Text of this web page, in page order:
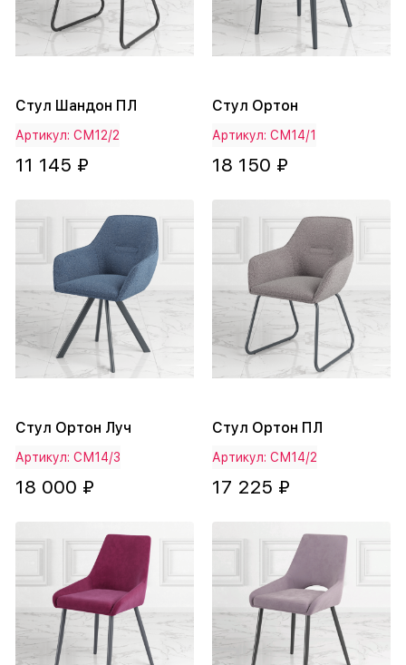
Стул Шандон ПЛ
Артикул: СМ12/2
11 145 ₽
Стул Ортон
Артикул: СМ14/1
18 150 ₽
Стул Ортон Луч
Артикул: СМ14/3
18 000 ₽
Стул Ортон ПЛ
Артикул: СМ14/2
17 225 ₽